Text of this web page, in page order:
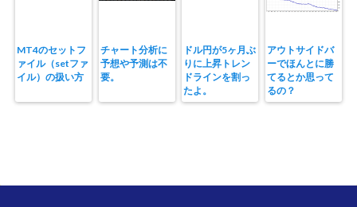
MT4のセットフ
ァイル（setファ
イル）の扱い方
チャート分析に
予想や予測は不
要。
ドル円が5ヶ月ぶ
りに上昇トレン
ドラインを割っ
たよ。
アウトサイドバ
ーでほんとに勝
てるとか思って
るの？